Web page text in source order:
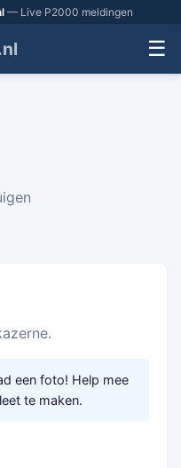
— Live P2000 meldingen
☰
een foto! Help mee
te maken.